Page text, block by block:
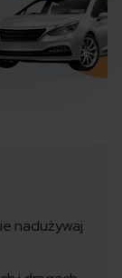
nadużywaj